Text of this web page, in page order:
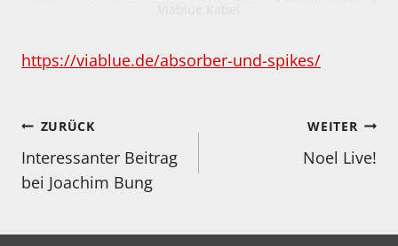
https://viablue.de/absorber-und-spikes/
Beitragsnavigation
ZURÜCK
Interessanter Beitrag
bei Joachim Bung
WEITER
Noel Live!